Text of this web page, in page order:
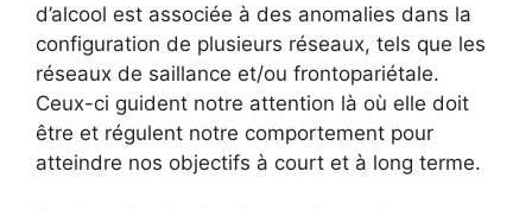
d’alcool est associée à des anomalies dans la
configuration de plusieurs réseaux, tels que les
réseaux de saillance et/ou frontopariétale.
Ceux-ci guident notre attention là où elle doit
être et régulent notre comportement pour
atteindre nos objectifs à court et à long terme.